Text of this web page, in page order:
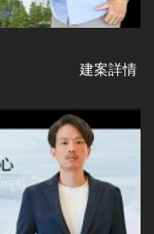
建案詳情